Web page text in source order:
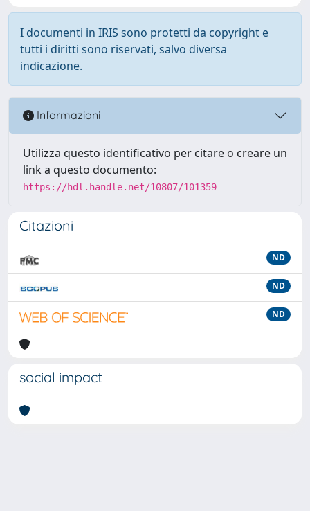
I documenti in IRIS sono protetti da copyright e
tutti i diritti sono riservati, salvo diversa
indicazione.
Informazioni
Utilizza questo identificativo per citare o creare un
link a questo documento:
https://hdl.handle.net/10807/101359
Citazioni
ND
ND
ND
social impact